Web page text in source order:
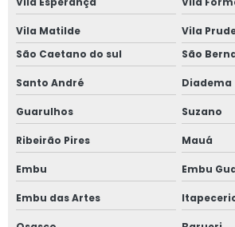
Vila Matilde
Vila
São Caetano do sul
São
Santo André Diadema
Guarulhos Suzano
Ribeirão Pires Mauá
Embu Embu
Embu das Artes